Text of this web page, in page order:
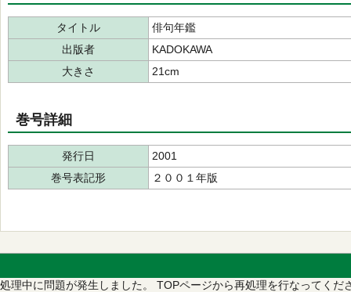
タイトル
俳句年鑑
出版者
KADOKAWA
大きさ
21cm
巻号詳細
発行日
2001
巻号表記形
２００１年版
処理中に問題が発生しました。 TOPページから再処理を行なってくだ